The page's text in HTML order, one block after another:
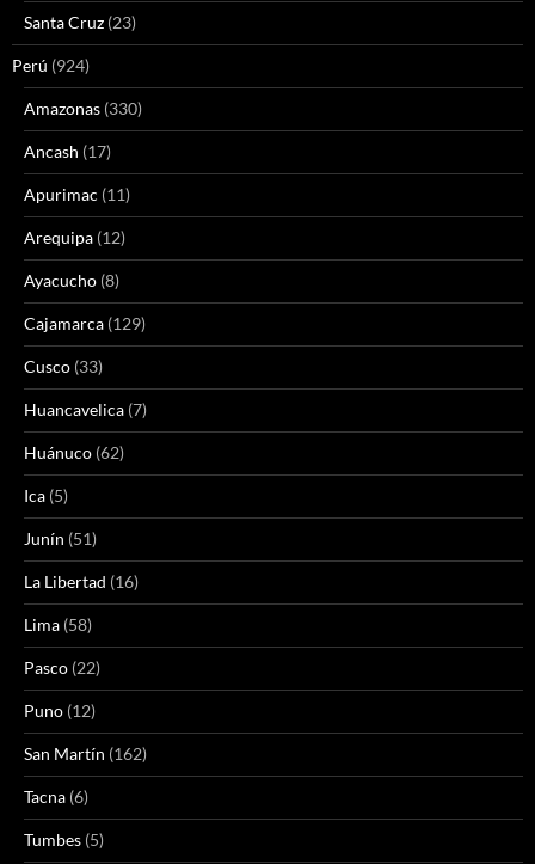
Santa Cruz (23)
Perú (924)
Amazonas (330)
Ancash (17)
Apurimac (11)
Arequipa (12)
Ayacucho (8)
Cajamarca (129)
Cusco (33)
Huancavelica (7)
Huánuco (62)
Ica (5)
Junín (51)
La Libertad (16)
Lima (58)
Pasco (22)
Puno (12)
San Martín (162)
Tacna (6)
Tumbes (5)